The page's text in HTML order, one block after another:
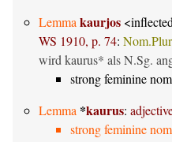
Lemmakaurjos
WS 1910, p. 74:
wird kaurus* als N.Sg.
strong feminine
Lemma *kaurus:
strong feminine